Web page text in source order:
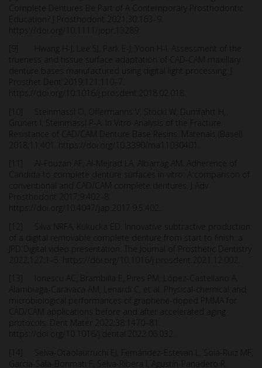
Complete Dentures Be Part of A Contemporary Prosthodontic
Education? J Prosthodont 2021;30:163–9.
https://doi.org/10.1111/jopr.13289.
[9] Hwang H-J, Lee SJ, Park E-J, Yoon H-I. Assessment of the
trueness and tissue surface adaptation of CAD-CAM maxillary
denture bases manufactured using digital light processing. J
Prosthet Dent 2019;121:110–7.
https://doi.org/10.1016/j.prosdent.2018.02.018.
[10] Steinmassl O, Offermanns V, Stöckl W, Dumfahrt H,
Grunert I, Steinmassl P-A. In Vitro Analysis of the Fracture
Resistance of CAD/CAM Denture Base Resins. Materials (Basel)
2018;11:401. https://doi.org/10.3390/ma11030401.
[11] Al-Fouzan AF, Al-Mejrad LA, Albarrag AM. Adherence of
Candida to complete denture surfaces in vitro: A comparison of
conventional and CAD/CAM complete dentures. J Adv
Prosthodont 2017;9:402–8.
https://doi.org/10.4047/jap.2017.9.5.402.
[12] Silva NRFA, Kukucka ED. Innovative subtractive production
of a digital removable complete denture from start to finish: a
JPD Digital video presentation. The Journal of Prosthetic Dentistry
2022;127:1–5. https://doi.org/10.1016/j.prosdent.2021.12.002.
[13] Ionescu AC, Brambilla E, Pires PM, López-Castellano A,
Alambiaga-Caravaca AM, Lenardi C, et al. Physical-chemical and
microbiological performances of graphene-doped PMMA for
CAD/CAM applications before and after accelerated aging
protocols. Dent Mater 2022;38:1470–81.
https://doi.org/10.1016/j.dental.2022.06.032.
[14] Selva-Otaolaurruchi EJ, Fernández-Estevan L, Solá-Ruiz MF,
García-Sala-Bonmati F, Selva-Ribera I, Agustín-Panadero R.